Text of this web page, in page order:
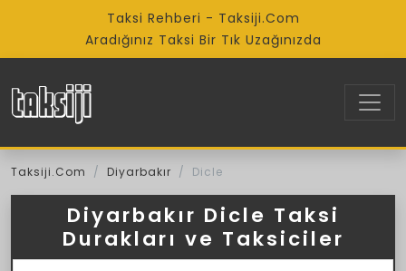
Taksi Rehberi - Taksiji.Com
Aradığınız Taksi Bir Tık Uzağınızda
Taksiji.Com Diyarbakır Dicle
Diyarbakır Dicle Taksi
Durakları ve Taksiciler